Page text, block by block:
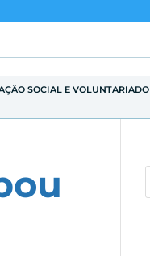
SOCIAL E VOLUNTARIADO